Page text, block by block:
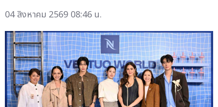
04 สิงหาคม 2569 08:46 น.